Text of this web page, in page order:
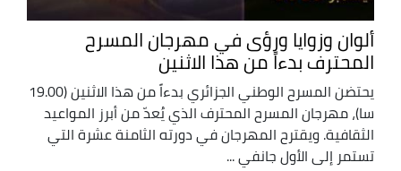
ألوان وزوايا ورؤى في مهرجان المسرح
المحترف بدءاً من هذا الاثنين
يحتضن المسرح الوطني الجزائري بدءاً من هذا الاثنين (19.00
سا)، مهرجان المسرح المحترف الذي يُعدّ من أبرز المواعيد
الثقافية. ويقترح المهرجان في دورته الثامنة عشرة التي
تستمر إلى الأول جانفي ...